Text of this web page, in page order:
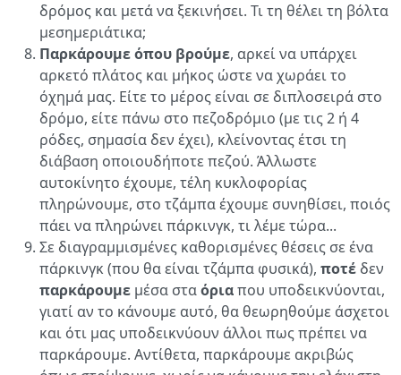
δρόμος και μετά να ξεκινήσει. Τι τη θέλει τη βόλτα
μεσημεριάτικα;
Παρκάρουμεόπου βρούμε, αρκεί να υπάρχει
αρκετό πλάτος και μήκος ώστε να χωράει το
όχημά μας. Είτε το μέρος είναι σε διπλοσειρά στο
δρόμο, είτε πάνω στο πεζοδρόμιο (με τις 2 ή 4
ρόδες, σημασία δεν έχει), κλείνοντας έτσι τη
διάβαση οποιουδήποτε πεζού. Άλλωστε
αυτοκίνητο έχουμε, τέλη κυκλοφορίας
πληρώνουμε, στο τζάμπα έχουμε συνηθίσει, ποιός
πάει να πληρώνει πάρκινγκ, τι λέμε τώρα...
Σε διαγραμμισμένες καθορισμένες θέσεις σε ένα
πάρκινγκ (που θα είναι τζάμπα φυσικά), ποτέ δεν
παρκάρουμε μέσα σταόριαπου υποδεικνύονται,
γιατί αν το κάνουμε αυτό, θα θεωρηθούμε άσχετοι
και ότι μας υποδεικνύουν άλλοι πως πρέπει να
παρκάρουμε. Αντίθετα, παρκάρουμε ακριβώς